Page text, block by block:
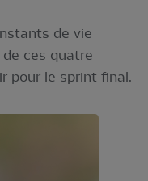
de vie
de ces quatre
pour le sprint final.